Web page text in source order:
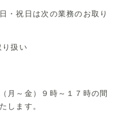
・祝日は次の業務のお取り
り扱い
月～金）９時～１７時の間
します。